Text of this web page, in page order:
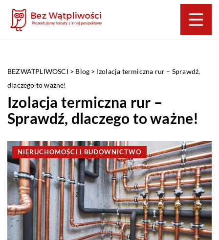
BEZWATPLIWOSCI > Blog > Izolacja termiczna rur – Sprawdź,
dlaczego to ważne!
Izolacja termiczna rur –
Sprawdź, dlaczego to ważne!
NIERUCHOMOŚCI I BUDOWNICTWO